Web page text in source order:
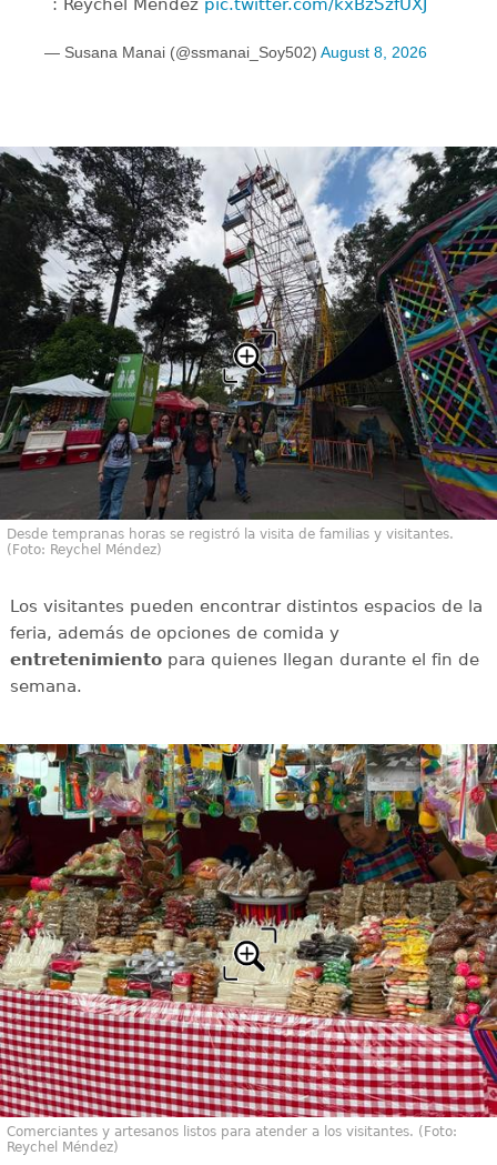
: Reychel Méndez pic.twitter.com/kxBzSzfUXJ
— Susana Manai (@ssmanai_Soy502) August 8, 2026
Desde tempranas horas se registró la visita de familias y visitantes.
(Foto: Reychel Méndez)
Los visitantes pueden encontrar distintos espacios de la
feria, además de opciones de comida y
entretenimientopara quienes llegan durante el fin de
semana.
Comerciantes y artesanos listos para atender a los visitantes. (Foto:
Reychel Méndez)